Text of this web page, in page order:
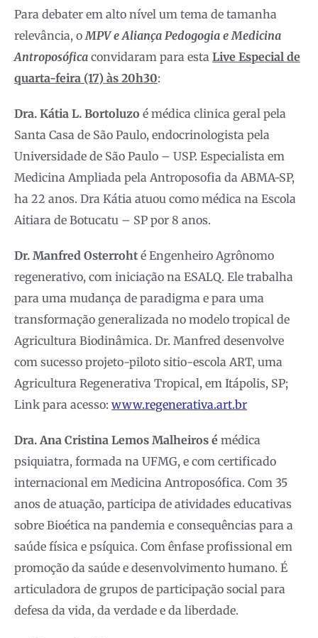
Para debater em alto nível um tema de tamanha
relevância, oMPV e Aliança Pedogogia e Medicina
Antroposófica convidaram para esta Live Especial de
quarta-feira (17) às 20h30:
Dra. Kátia L. Bortoluzo é médica clinica geral pela
Santa Casa de São Paulo, endocrinologista pela
Universidade de São Paulo – USP. Especialista em
Medicina Ampliada pela Antroposofia da ABMA-SP,
ha 22 anos. Dra Kátia atuou como médica na Escola
Aitiara de Botucatu – SP por 8 anos.
Dr. Manfred Osterroht é Engenheiro Agrônomo
regenerativo, com iniciação na ESALQ. Ele trabalha
para uma mudança de paradigma e para uma
transformação generalizada no modelo tropical de
Agricultura Biodinâmica. Dr. Manfred desenvolve
com sucesso projeto-piloto sitio-escola ART, uma
Agricultura Regenerativa Tropical, em Itápolis, SP;
Link para acesso: www.regenerativa.art.br
Dra. Ana Cristina Lemos Malheiros é médica
psiquiatra, formada na UFMG, e com certificado
internacional em Medicina Antroposófica. Com 35
anos de atuação, participa de atividades educativas
sobre Bioética na pandemia e consequências para a
saúde física e psíquica. Com ênfase profissional em
promoção da saúde e desenvolvimento humano. É
articuladora de grupos de participação social para
defesa da vida, da verdade e da liberdade.